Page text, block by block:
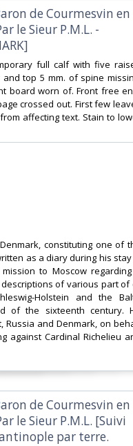
de Courmesvin en
le Sieur P.M.L. -
full calf with five
top 5 mm. of spine
board worn of. Front free
crossed out. First few
affecting text. Stain to
constituting one of
as a diary during his stay
to Moscow
of various part of
Holstein and the
of the sixteenth century.
Russia and Denmark, on
against Cardinal Richelieu
de Courmesvin en
le Sieur P.M.L. [Suivi
par terre.‎